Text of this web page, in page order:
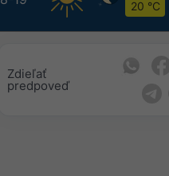
20 °C
Zdieľať
predpoveď